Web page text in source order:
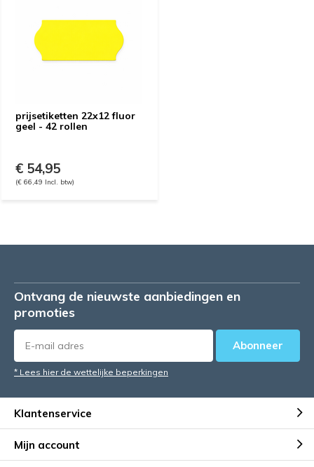
prijsetiketten 22x12 fluor
geel - 42 rollen
€ 54,95
(€ 66,49 Incl. btw)
Ontvang de nieuwste aanbiedingen en
promoties
Abonneer
* Lees hier de wettelijke beperkingen
Klantenservice
Mijn account